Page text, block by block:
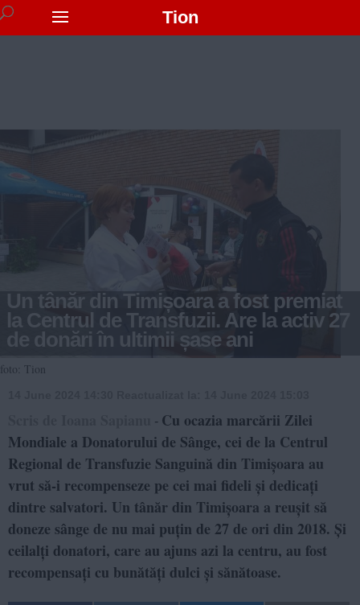
Tion
Un tânăr din Timișoara a fost premiat
la Centrul de Transfuzii. Are la activ 27
de donări în ultimii șase ani
foto: Tion
- Cu ocazia marcării Zilei
Mondiale a Donatorului de Sânge, cei de la Centrul
Regional de Transfuzie Sanguină din Timișoara au
vrut să-i recompenseze pe cei mai fideli și dedicați
dintre salvatori. Un tânăr din Timișoara a reușit să
doneze sânge de nu mai puțin de 27 de ori din 2018. Și
ceilalți donatori, care au ajuns azi la centru, au fost
recompensați cu bunătăți dulci și sănătoase.